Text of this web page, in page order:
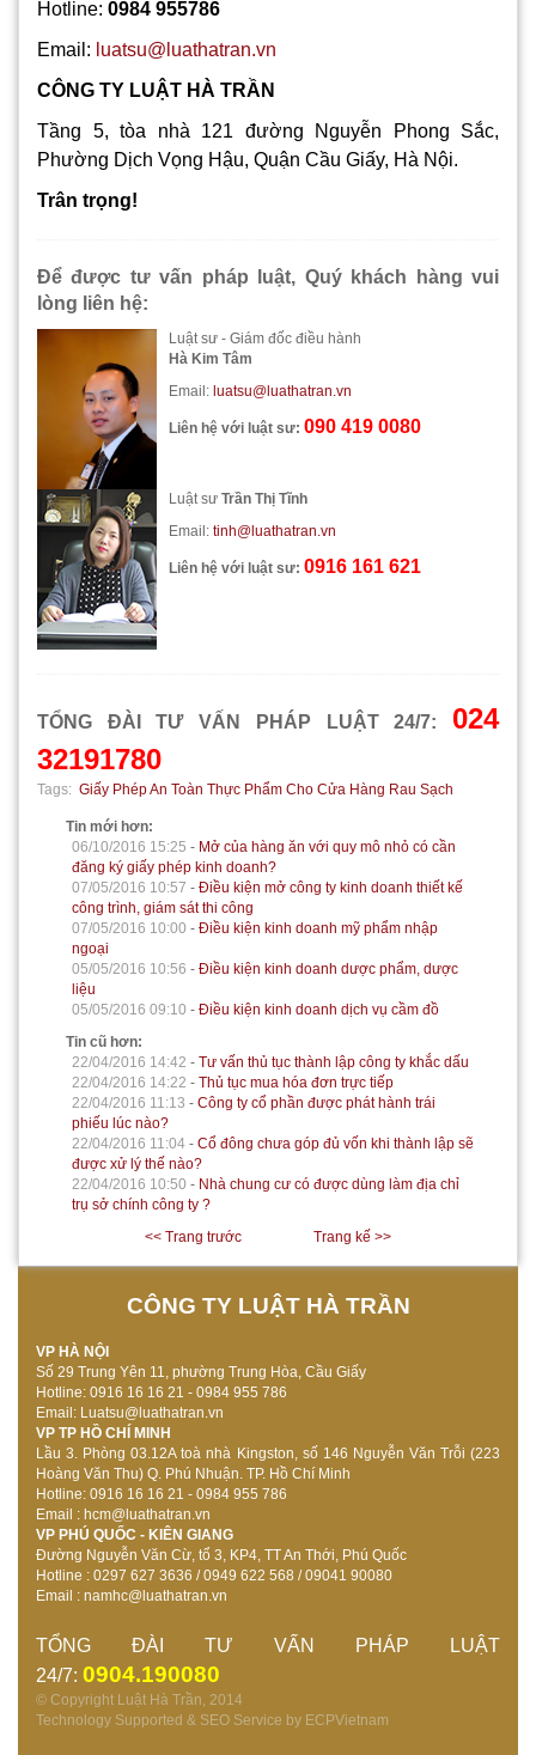
Hotline: 0984 955786
Email: luatsu@luathatran.vn
CÔNG TY LUẬT HÀ TRẦN
Tầng 5, tòa nhà 121 đường Nguyễn Phong Sắc,
Phường Dịch Vọng Hậu, Quận Cầu Giấy, Hà Nội.
Trân trọng!
Để được tư vấn pháp luật, Quý khách hàng vui
lòng liên hệ:
Luật sư - Giám đốc điều hành
Hà Kim Tâm
Email: luatsu@luathatran.vn
Liên hệ với luật sư: 090 419 0080
Luật sư Trần Thị Tĩnh
Email: tinh@luathatran.vn
Liên hệ với luật sư: 0916 161 621
TỔNG ĐÀI TƯ VẤN PHÁP LUẬT 24/7: 024
32191780
Tags: Giấy Phép An Toàn Thực Phẩm Cho Cửa Hàng Rau Sạch
Tin mới hơn:
06/10/2016 15:25 - Mở của hàng ăn với quy mô nhỏ có cần
đăng ký giấy phép kinh doanh?
07/05/2016 10:57 -Điều kiện mở công ty kinh doanh thiết kế
công trình, giám sát thi công
07/05/2016 10:00 -Điều kiện kinh doanh mỹ phẩm nhập
ngoại
05/05/2016 10:56 -Điều kiện kinh doanh dược phẩm, dược
liệu
05/05/2016 09:10 -Điều kiện kinh doanh dịch vụ cầm đồ
Tin cũ hơn:
22/04/2016 14:42 -Tư vấn thủ tục thành lập công ty khắc dấu
22/04/2016 14:22 -Thủ tục mua hóa đơn trực tiếp
22/04/2016 11:13 -Công ty cổ phần được phát hành trái
phiếu lúc nào?
22/04/2016 11:04 -Cổ đông chưa góp đủ vốn khi thành lập sẽ
được xử lý thế nào?
22/04/2016 10:50 - Nhà chung cư có được dùng làm địa chỉ
trụ sở chính công ty ?
<< Trang trước
Trang kế >>
CÔNG TY LUẬT HÀ TRẦN
VP HÀ NỘI
Số 29 Trung Yên 11, phường Trung Hòa, Cầu Giấy
Hotline: 0916 16 16 21 - 0984 955 786
Email: Luatsu@luathatran.vn
VP TP HỒ CHÍ MINH
Lầu 3. Phòng 03.12A toà nhà Kingston, số 146 Nguyễn Văn Trỗi (223
Hoàng Văn Thu) Q. Phú Nhuận. TP. Hồ Chí Minh
Hotline: 0916 16 16 21 - 0984 955 786
Email : hcm@luathatran.vn
VP PHÚ QUỐC - KIÊN GIANG
Đường Nguyễn Văn Cừ, tổ 3, KP4, TT An Thới, Phú Quốc
Hotline : 0297 627 3636 / 0949 622 568 / 09041 90080
Email : namhc@luathatran.vn
TỔNG ĐÀI TƯ VẤN PHÁP LUẬT
24/7: 0904.190080
© Copyright Luật Hà Trần, 2014
Technology Supported & SEO Service by ECPVietnam